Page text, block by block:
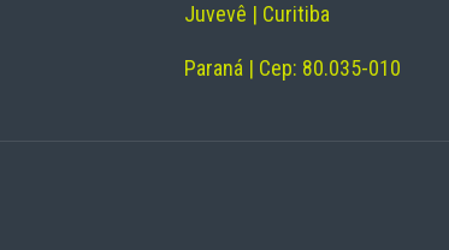
Juvevê | Curitiba
Paraná | Cep: 80.035-010